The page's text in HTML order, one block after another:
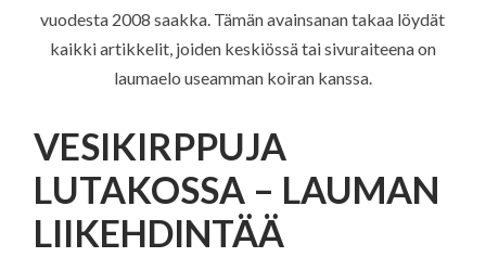
vuodesta 2008 saakka. Tämän avainsanan takaa löydät
kaikki artikkelit, joiden keskiössä tai sivuraiteena on
laumaelo useamman koiran kanssa.
VESIKIRPPUJA
LUTAKOSSA – LAUMAN
LIIKEHDINTÄÄ